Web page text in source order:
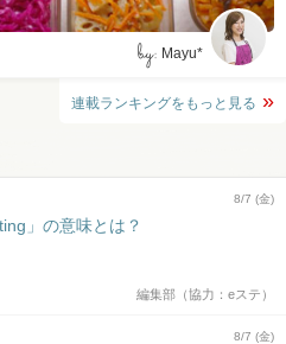
by: Mayu*
連載ランキングをもっと見る
8/7 (金)
」の意味とは？
編集部（協力：eステ）
8/7 (金)